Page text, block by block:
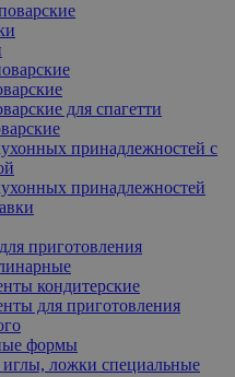
для спагетти
принадлежностей с
принадлежностей
приготовления
кондитерские
для приготовления
формы
ложки специальные